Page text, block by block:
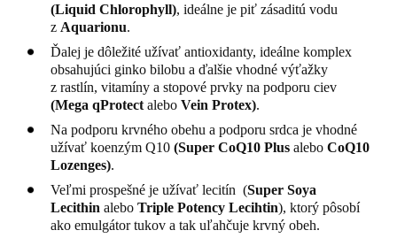
(Liquid Chlorophyll), ideálne je piť zásaditú vodu
z Aquarionu.
Ďalej je dôležité užívať antioxidanty, ideálne komplex
obsahujúci ginko bilobu a ďalšie vhodné výťažky
z rastlín, vitamíny a stopové prvky na podporu ciev
(Mega qProtectaleboVein Protex).
Na podporu krvného obehu a podporu srdca je vhodné
užívať koenzým Q10(Super CoQ10 Plus aleboCoQ10
Lozenges).
Veľmi prospešné je užívať lecitín (Super Soya
Lecithin aleboTriple Potency Lecihtin), ktorý pôsobí
ako emulgátor tukov a tak uľahčuje krvný obeh.